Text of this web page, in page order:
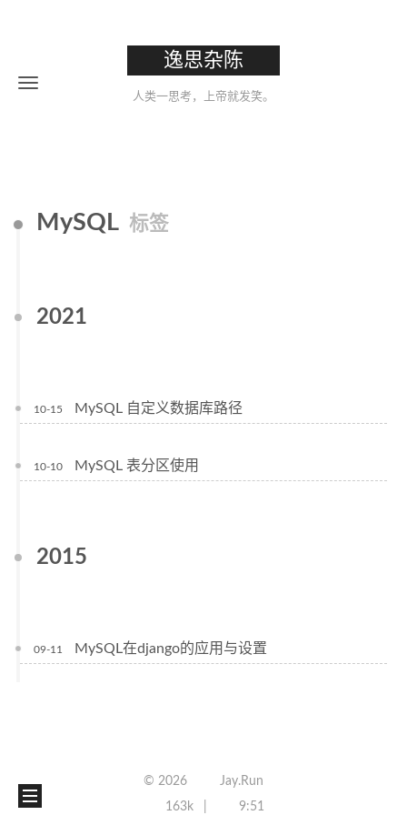
逸思杂陈
人类一思考，上帝就发笑。
MySQL 标签
2021
10-15 MySQL 自定义数据库路径
10-10 MySQL 表分区使用
2015
09-11 MySQL在django的应用与设置
©2026
Jay.Run
163k
9:51